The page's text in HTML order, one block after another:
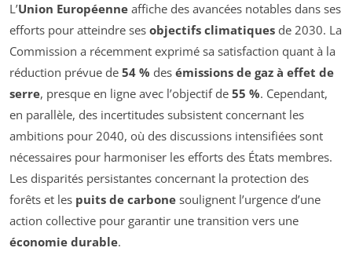
L’Union Européenne affiche des avancées notables dans ses
efforts pour atteindre ses objectifs climatiques de 2030. La
Commission a récemment exprimé sa satisfaction quant à la
réduction prévue de 54 % des émissions de gaz à effet de
serre, presque en ligne avec l’objectif de 55 %. Cependant,
en parallèle, des incertitudes subsistent concernant les
ambitions pour 2040, où des discussions intensifiées sont
nécessaires pour harmoniser les efforts des États membres.
Les disparités persistantes concernant la protection des
forêts et les puits de carbone soulignent l’urgence d’une
action collective pour garantir une transition vers une
économie durable.